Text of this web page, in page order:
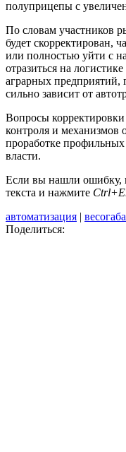
полуприцепы с
По словам участников
будет скорректирован,
или полностью уйти с
отразиться на
аграрных предприятий,
сильно зависит от
Вопросы корректировки
контроля и механизмов
проработке
власти.
Если вы нашли ошибку,
текста и нажмите
автоматизация |
Поделиться: